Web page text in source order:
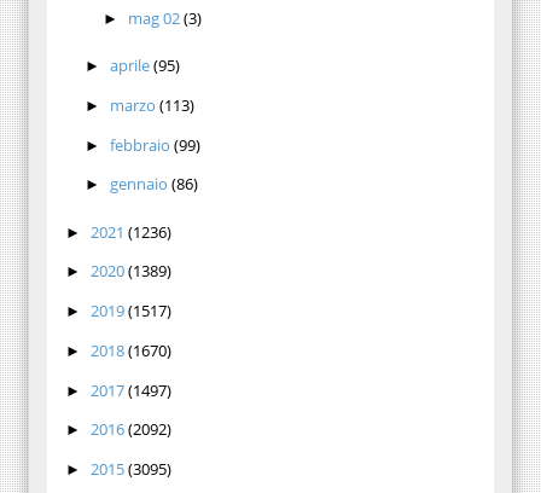
► mag 02(3)
► aprile(95)
► marzo (113)
► febbraio (99)
► gennaio (86)
► 2021 (1236)
► 2020(1389)
► 2019(1517)
► 2018(1670)
► 2017(1497)
► 2016(2092)
► 2015(3095)